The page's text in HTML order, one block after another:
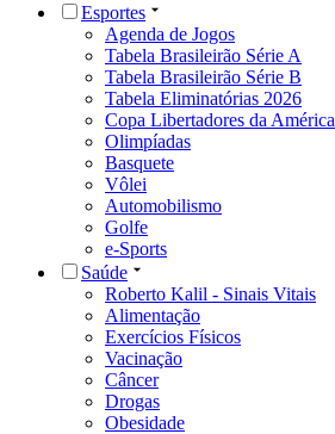
Esportes
Agenda de Jogos
Tabela Brasileirão Série A
Tabela Brasileirão Série B
Tabela Eliminatórias 2026
Copa Libertadores da América
Olimpíadas
Basquete
Vôlei
Automobilismo
Golfe
e-Sports
Saúde
Roberto Kalil - Sinais Vitais
Alimentação
Exercícios Físicos
Vacinação
Câncer
Drogas
Obesidade